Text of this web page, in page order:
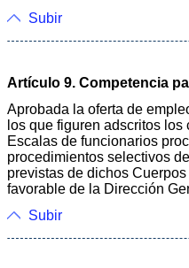
Subir
Artículo 9. Competencia
Aprobada la oferta de
los que figuren adscritos
Escalas de funcionarios
procedimientos selectivos
previstas de dichos
favorable de la Dirección
Subir